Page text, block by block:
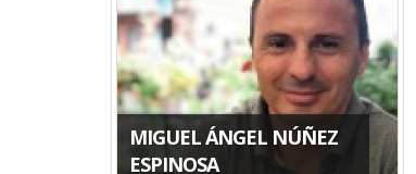
MIGUEL ÁNGEL NÚÑEZ
ESPINOSA